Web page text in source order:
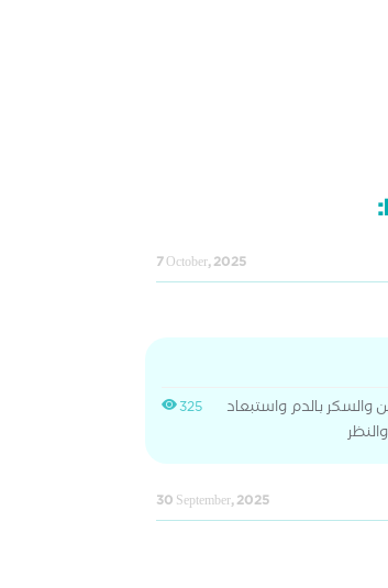
7 October, 2025
325
بالدم واستبعاد
30 September, 2025